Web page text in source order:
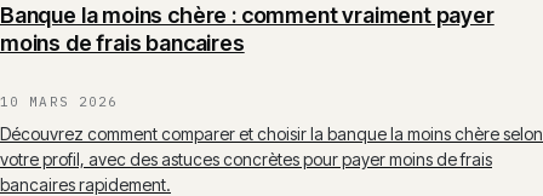
Banque la moins chère : comment vraiment payer
moins de frais bancaires
10 MARS 2026
Découvrez comment comparer et choisir la banque la moins chère selon
votre profil, avec des astuces concrètes pour payer moins de frais
bancaires rapidement.